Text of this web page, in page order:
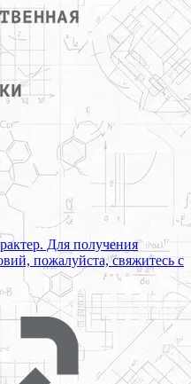
Для получения
пожалуйста, свяжитесь с